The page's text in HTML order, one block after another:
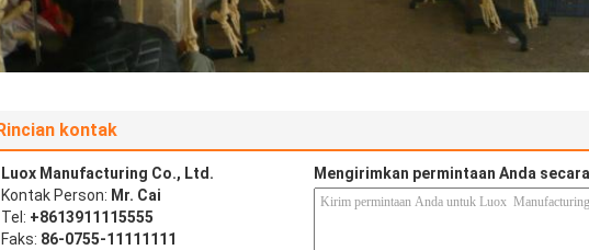
kontak
Luox Manufacturing Co., Ltd.
Kontak Person: Mr. Cai
Tel: +8613911115555
Faks: 86-0755-11111111
Mengirimkan permintaan Anda